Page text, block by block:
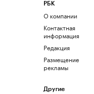
РБК
О компании
Контактная
информация
Редакция
Размещение
рекламы
Другие